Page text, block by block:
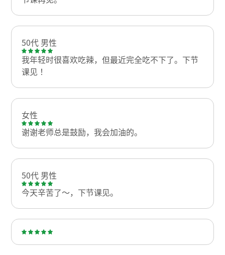
50代 男性
我年轻时很喜欢吃辣，但最近完全吃不下了。下节
课见！
女性
谢谢老师总是鼓励，我会加油的。
50代 男性
今天辛苦了～，下节课见。